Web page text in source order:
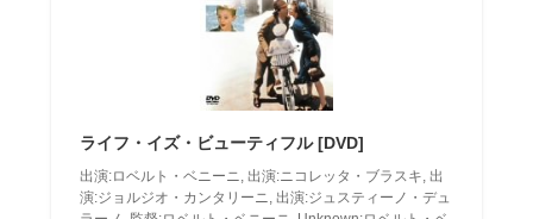
ライフ・イズ・ビューティフル [DVD]
出演:ロベルト・ベニーニ, 出演:ニコレッタ・ブラスキ, 出
演:ジョルジオ・カンタリーニ, 出演:ジュスティーノ・デュ